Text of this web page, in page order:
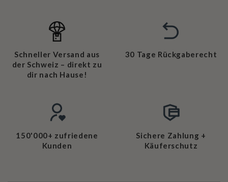
Schneller Versand aus
der Schweiz – direkt zu
dir nach Hause!
30 Tage Rückgaberecht
150'000+ zufriedene
Kunden
Sichere Zahlung +
Käuferschutz